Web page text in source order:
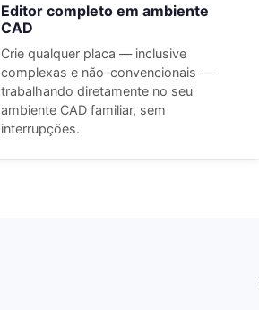
Editor completo em ambiente
CAD
Crie qualquer placa — inclusive
complexas e não-convencionais —
trabalhando diretamente no seu
ambiente CAD familiar, sem
interrupções.